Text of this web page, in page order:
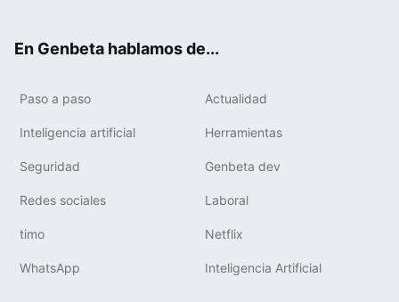
En Genbeta hablamos de...
Paso a paso Actualidad
Inteligencia artificial Herramientas
Seguridad Genbeta dev
Redes sociales Laboral
timo Netflix
WhatsApp Inteligencia Artificial